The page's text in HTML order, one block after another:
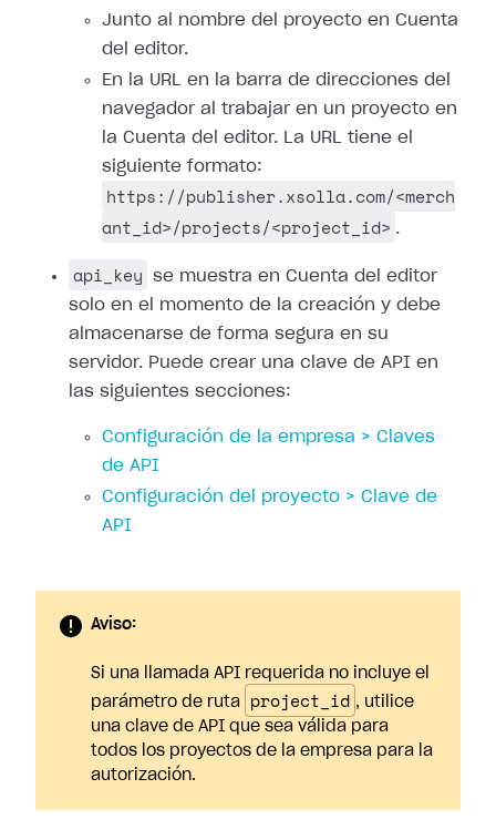
Junto al nombre del proyecto en Cuenta
del editor.
En la URL en la barra de direcciones del
navegador al trabajar en un proyecto en
la Cuenta del editor. La URL tiene el
siguiente formato:
https://publisher.xsolla.com/<merch
ant_id>/projects/<project_id> .
api_key
se muestra en Cuenta del editor
solo en el momento de la creación y debe
almacenarse de forma segura en su
servidor. Puede crear una clave de API en
las siguientes secciones:
Configuración de la empresa > Claves
de API
Configuración del proyecto > Clave de
API
Aviso:
Si una llamada API requerida no incluye el
parámetro de ruta
project_id , utilice
una clave de API que sea válida para
todos los proyectos de la empresa para la
autorización.